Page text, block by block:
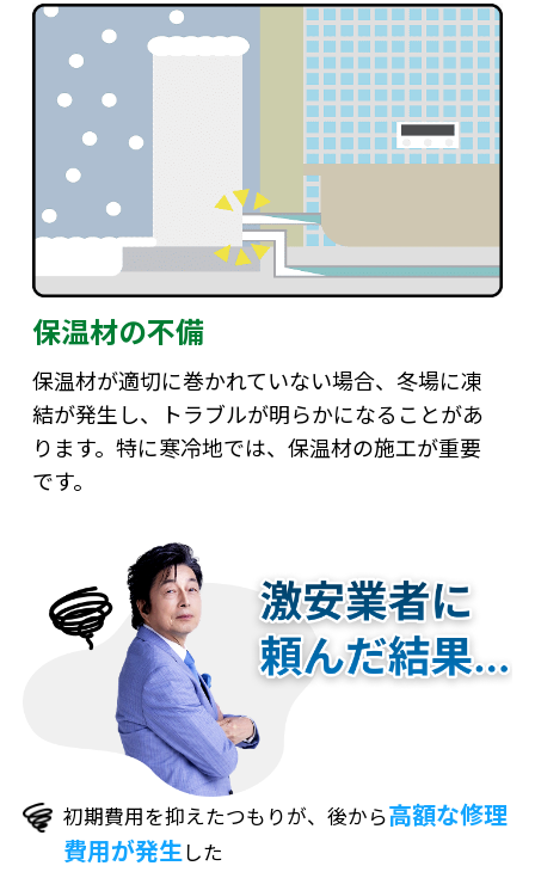
保温材の不備
保温材が適切に巻かれていない場合、冬場に凍
結が発生し、トラブルが明らかになることがあ
ります。特に寒冷地では、保温材の施工が重要
です。
初期費用を抑えたつもりが、後から高額な修理
費用が発生した